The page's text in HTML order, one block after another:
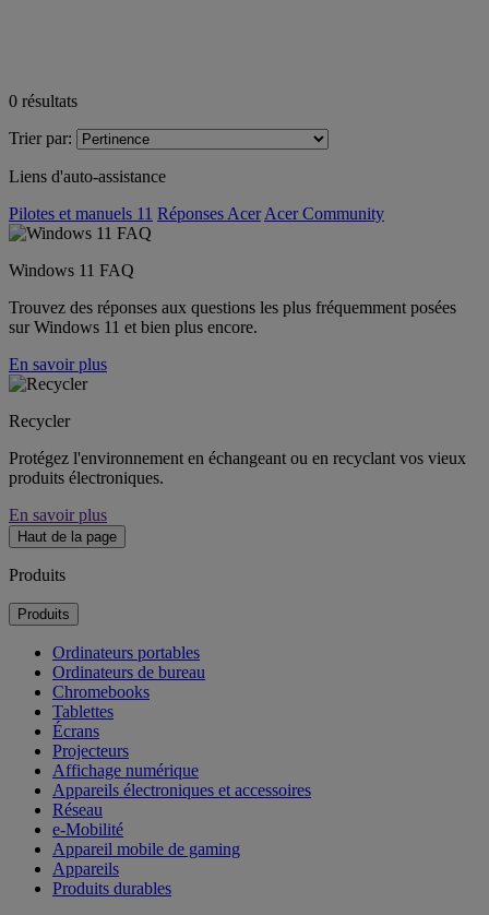
0 résultats
Trier par:
Liens d'auto-assistance
Pilotes et manuels 11 Réponses Acer Acer Community
Windows 11 FAQ
Trouvez des réponses aux questions les plus fréquemment posées
sur Windows 11 et bien plus encore.
En savoir plus
Recycler
Protégez l'environnement en échangeant ou en recyclant vos vieux
produits électroniques.
En savoir plus
Haut de la page
Produits
Produits
Ordinateurs portables
Ordinateurs de bureau
Chromebooks
Tablettes
Écrans
Projecteurs
Affichage numérique
Appareils électroniques et accessoires
Réseau
e-Mobilité
Appareil mobile de gaming
Appareils
Produits durables